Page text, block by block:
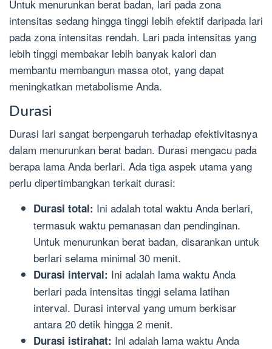
Untuk menurunkan berat badan, lari pada zona
intensitas sedang hingga tinggi lebih efektif daripada lari
pada zona intensitas rendah. Lari pada intensitas yang
lebih tinggi membakar lebih banyak kalori dan
membantu membangun massa otot, yang dapat
meningkatkan metabolisme Anda.
Durasi
Durasi lari sangat berpengaruh terhadap efektivitasnya
dalam menurunkan berat badan. Durasi mengacu pada
berapa lama Anda berlari. Ada tiga aspek utama yang
perlu dipertimbangkan terkait durasi:
Durasi total: Ini adalah total waktu Anda berlari,
termasuk waktu pemanasan dan pendinginan.
Untuk menurunkan berat badan, disarankan untuk
berlari selama minimal 30 menit.
Durasi interval: Ini adalah lama waktu Anda
berlari pada intensitas tinggi selama latihan
interval. Durasi interval yang umum berkisar
antara 20 detik hingga 2 menit.
Durasi istirahat: Ini adalah lama waktu Anda